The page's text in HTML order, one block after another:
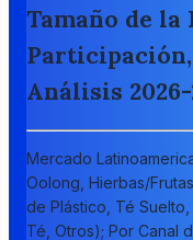
Tamaño de
Análisis 2026-
Mercado
Oolong, Hierbas/
de Plástico, Té
Té, Otros); Por Canal